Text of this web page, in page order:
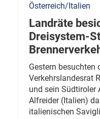
Österreich/Italien
Landräte
Dreisystem-
Gestern besuchten
Verkehrslandesrat
und sein Südtiroler
Alfreider (Italien)
italienischen